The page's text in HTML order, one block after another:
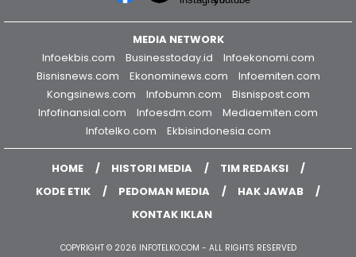
MEDIA NETWORK
Infoekbis.com
Businesstoday.id
Infoekonomi.com
Bisnisnews.com
Ekonominews.com
Infoemiten.com
Kongsinews.com
Infobumn.com
Bisnispost.com
Infofinansial.com
Infoesdm.com
Mediaemiten.com
Infotelko.com
Ekbisindonesia.com
HOME HISTORI MEDIA
TIM REDAKSI
KODE ETIK
PEDOMAN MEDIA
HAK JAWAB
KONTAK IKLAN
COPYRIGHT © 2026 INFOTELKO.COM - ALL RIGHTS RESERVED